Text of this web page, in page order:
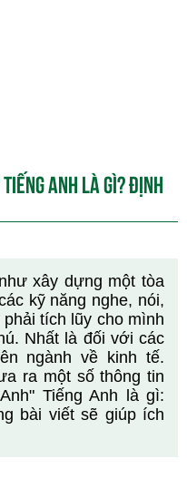
ANH LÀ GÌ? ĐỊNH
xây dựng một tòa
kỹ năng nghe, nói,
tích lũy cho mình
Nhất là đối với các
ngành về kinh tế.
ra một số thông tin
Tiếng Anh là gì:
bài viết sẽ giúp ích